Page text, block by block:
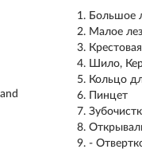
Большое
Малое
Шило,
Кольцо
Пинцет
-